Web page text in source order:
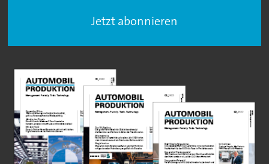
Jetzt abonnieren